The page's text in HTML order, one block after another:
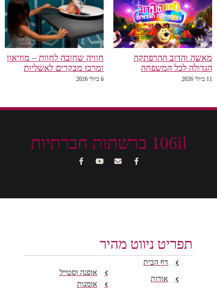
מאשה והדוב ההרפתקה
הגדולה לכל המשפחה
11 ביולי 2026
חוויה שחובה לחוות – מוזיאון
ומרכז מבקרים לאשליות
6 ביולי 2026
106il ברשתות חברתיות
תפריט ניווט מהיר
דף הבית
אודות
אופנה וסטייל
אומנות